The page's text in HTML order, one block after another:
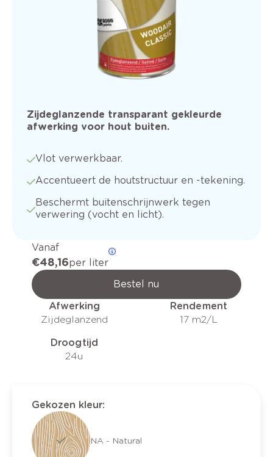
Zijdeglanzende transparant gekleurde
afwerking voor hout buiten.
Vlot verwerkbaar.
Accentueert de houtstructuur en -tekening.
Beschermt buitenschrijnwerk tegen
verwering (vocht en licht).
Vanaf
€ 48,16per liter
Bestel nu
Afwerking
Zijdeglanzend
Rendement
17 m2/L
Droogtijd
24u
Gekozen kleur:
NA - Natural